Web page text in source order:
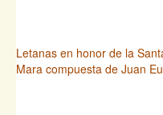
Letanas en honor de la
Mara compuesta de Juan